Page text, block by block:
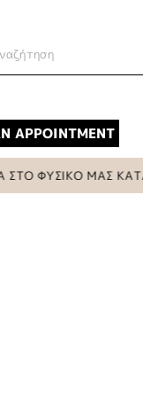
APPOINTMENT
ΜΑΣ ΚΑΤΑΣΤΗΜΑ